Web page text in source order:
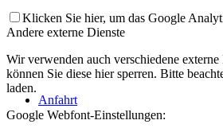
Anfahrt
Klicken Sie hier, um das Google
Andere externe Dienste
Wir verwenden auch verschiedene
können Sie diese hier sperren. Bitte
laden.
Google Webfont-Einstellungen: